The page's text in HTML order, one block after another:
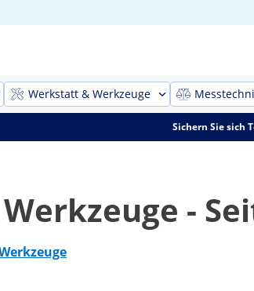
Werkstatt & Werkzeuge
Sichern Sie sich
-